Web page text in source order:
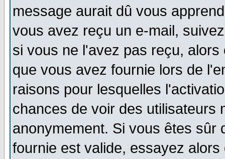
message aurait dû vous
vous avez reçu un e-mail,
si vous ne l'avez pas reçu,
que vous avez fournie lors de
raisons pour lesquelles
chances de voir des utilisateurs
anonymement. Si vous êtes sûr
fournie est valide, essayez